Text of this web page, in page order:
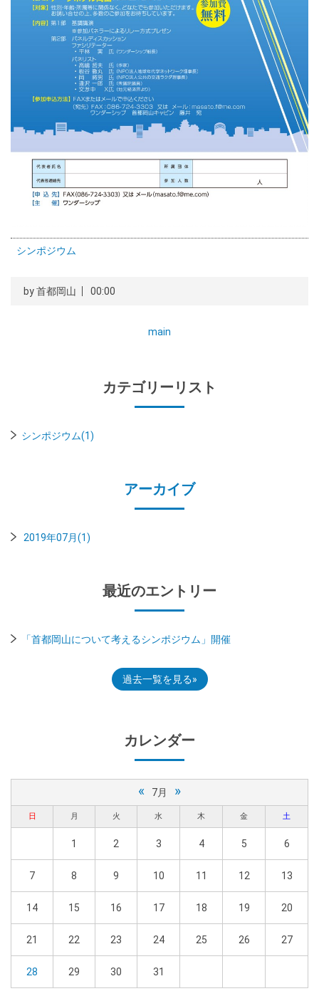
シンポジウム
by首都岡山 00:00
main
カテゴリーリスト
シンポジウム(1)
アーカイブ
2019年07月(1)
最近のエントリー
「首都岡山について考えるシンポジウム」開催
過去一覧を見る
カレンダー
« 7月 »
日 月 火 水 木 金 土
1 2 3 4 5 6
7 8 9 10 11 12 13
14 15 16 17 18 19 20
21 22 23 24 25 26 27
28 29 30 31